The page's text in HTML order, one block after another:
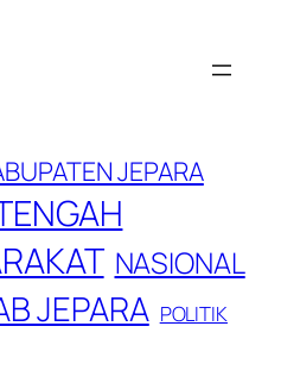
JEPARA
NASIONAL
JEPARA POLITIK